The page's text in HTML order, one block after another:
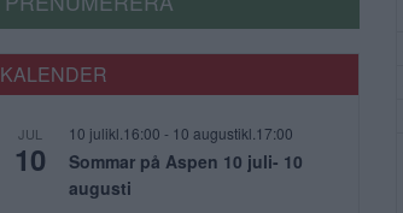
KALENDER
JUL
10
10 julikl.16:00 - 10 augustikl.17:00
Sommar på Aspen 10 juli- 10
augusti